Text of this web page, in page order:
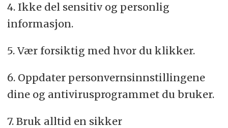
4. Ikke del sensitiv og personlig
informasjon.
5. Vær forsiktig med hvor du klikker.
6. Oppdater personvernsinnstillingene
dine og antivirusprogrammet du bruker.
7. Bruk alltid en sikker